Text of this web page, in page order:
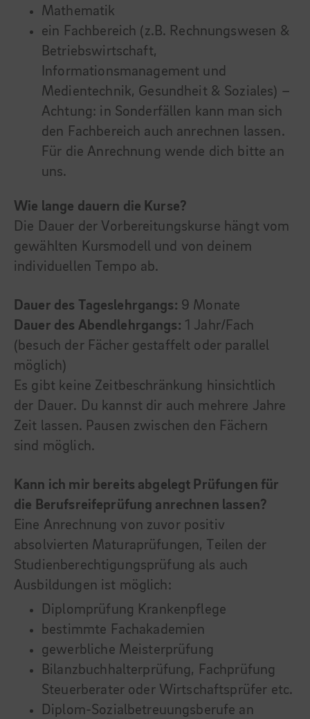
Mathematik
ein Fachbereich (z.B. Rechnungswesen &
Betriebswirtschaft,
Informationsmanagement und
Medientechnik, Gesundheit & Soziales) –
Achtung: in Sonderfällen kann man sich
den Fachbereich auch anrechnen lassen.
Für die Anrechnung wende dich bitte an
uns.
Wie lange dauern die Kurse?
Die Dauer der Vorbereitungskurse hängt vom
gewählten Kursmodell und von deinem
individuellen Tempo ab.
Dauer des Tageslehrgangs: 9 Monate
Dauer des Abendlehrgangs: 1 Jahr/Fach
(besuch der Fächer gestaffelt oder parallel
möglich)
Es gibt keine Zeitbeschränkung hinsichtlich
der Dauer. Du kannst dir auch mehrere Jahre
Zeit lassen. Pausen zwischen den Fächern
sind möglich.
Kann ich mir bereits abgelegt Prüfungen für
die Berufsreifeprüfung anrechnen lassen?
Eine Anrechnung von zuvor positiv
absolvierten Maturaprüfungen, Teilen der
Studienberechtigungsprüfung als auch
Ausbildungen ist möglich:
Diplomprüfung Krankenpflege
bestimmte Fachakademien
gewerbliche Meisterprüfung
Bilanzbuchhalterprüfung, Fachprüfung
Steuerberater oder Wirtschaftsprüfer etc.
Diplom-Sozialbetreuungsberufe an